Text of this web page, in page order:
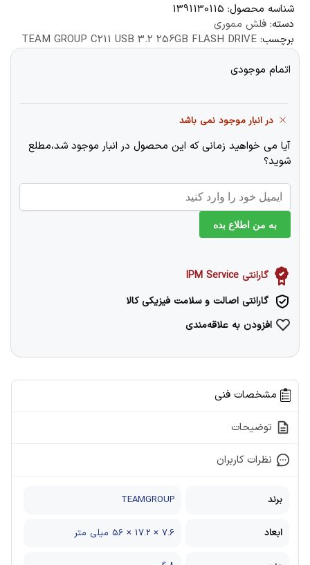
شناسه محصول: 1391130115
دسته: فلش مموری
برچسب: TEAM GROUP C211 USB 3.2 256GB FLASH DRIVE
اتمام موجودی
در انبار موجود نمی باشد
آیا می خواهید زمانی که این محصول در انبار موجود شد،مطلع
شوید؟
به من اطلاع بده
گارانتی IPM Service
گارانتی اصالت و سلامت فیزیکی کالا
افزودن به علاقه‌مندی
مشخصات فنی
توضیحات
نظرات کاربران
برند TEAMGROUP
ابعاد 7.6 × 17.2 × 56 میلی متر